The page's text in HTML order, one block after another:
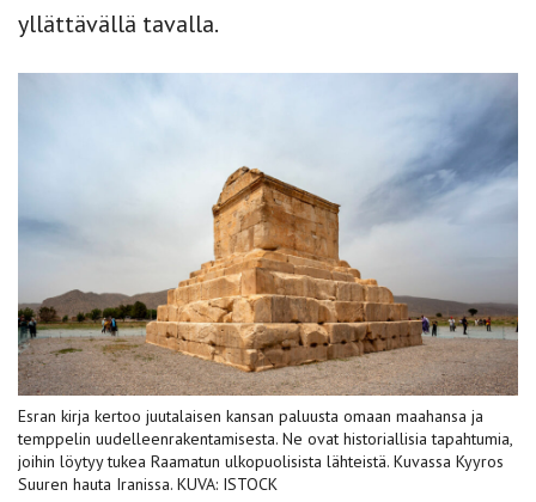
yllättävällä tavalla.
Esran kirja kertoo juutalaisen kansan paluusta omaan maahansa ja
temppelin uudelleenrakentamisesta. Ne ovat historiallisia tapahtumia,
joihin löytyy tukea Raamatun ulkopuolisista lähteistä. Kuvassa Kyyros
Suuren hauta Iranissa. KUVA: ISTOCK